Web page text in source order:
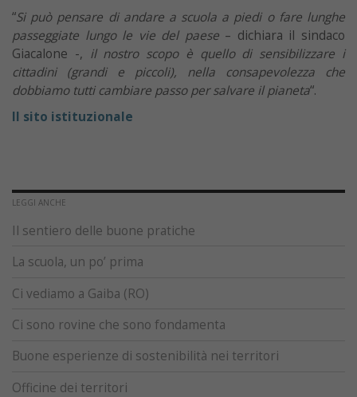
“Si può pensare di andare a scuola a piedi o fare lunghe
passeggiate lungo le vie del paese– dichiara il sindaco
Giacalone -, il nostro scopo è quello di sensibilizzare i
cittadini (grandi e piccoli), nella consapevolezza che
dobbiamo tutti cambiare passo per salvare il pianeta“.
Il sito istituzionale
LEGGI ANCHE
Il sentiero delle buone pratiche
La scuola, un po’ prima
Ci vediamo a Gaiba (RO)
Ci sono rovine che sono fondamenta
Buone esperienze di sostenibilità nei territori
Officine dei territori